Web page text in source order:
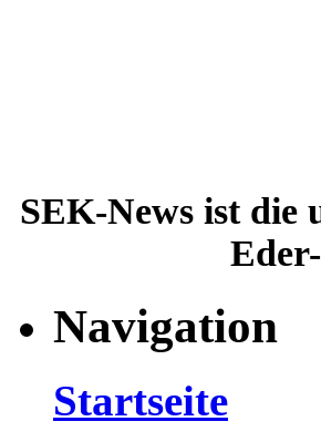
SEK-News ist die
Navigation
Startseite